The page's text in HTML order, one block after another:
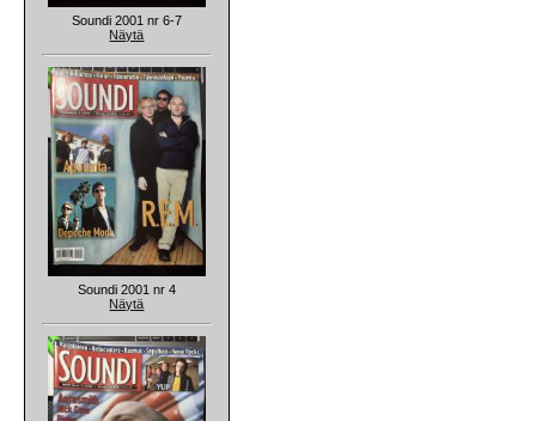
Soundi 2001 nr 6-7
Näytä
Soundi 2001 nr 4
Näytä